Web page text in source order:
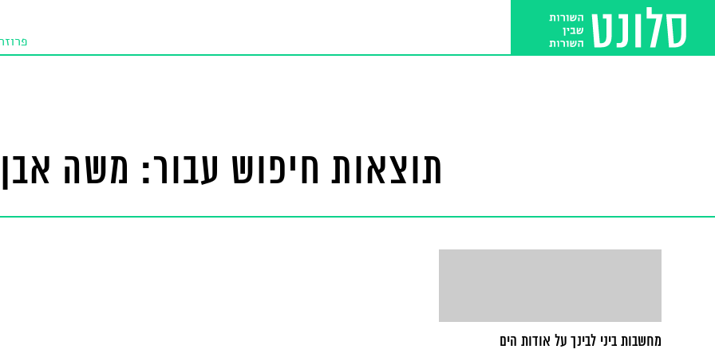
מומלצים תוצאות חיפוש עבור: משה
מחשבות ביני לבינך על אודות הים